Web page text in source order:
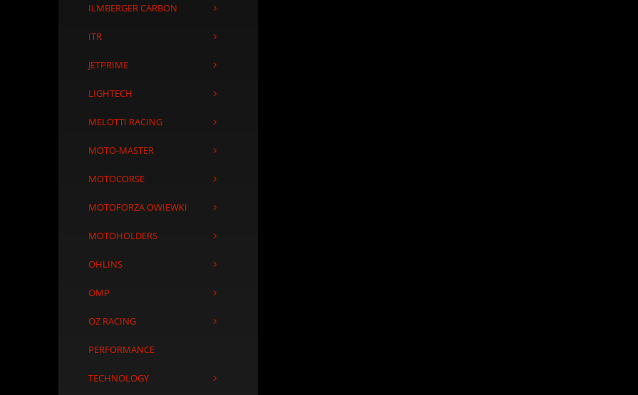
ILMBERGER CARBON
ITR
JETPRIME
LIGHTECH
MELOTTI RACING
MOTO-MASTER
MOTOCORSE
MOTOFORZA OWIEWKI
MOTOHOLDERS
OHLINS
OMP
OZ RACING
PERFORMANCE
TECHNOLOGY